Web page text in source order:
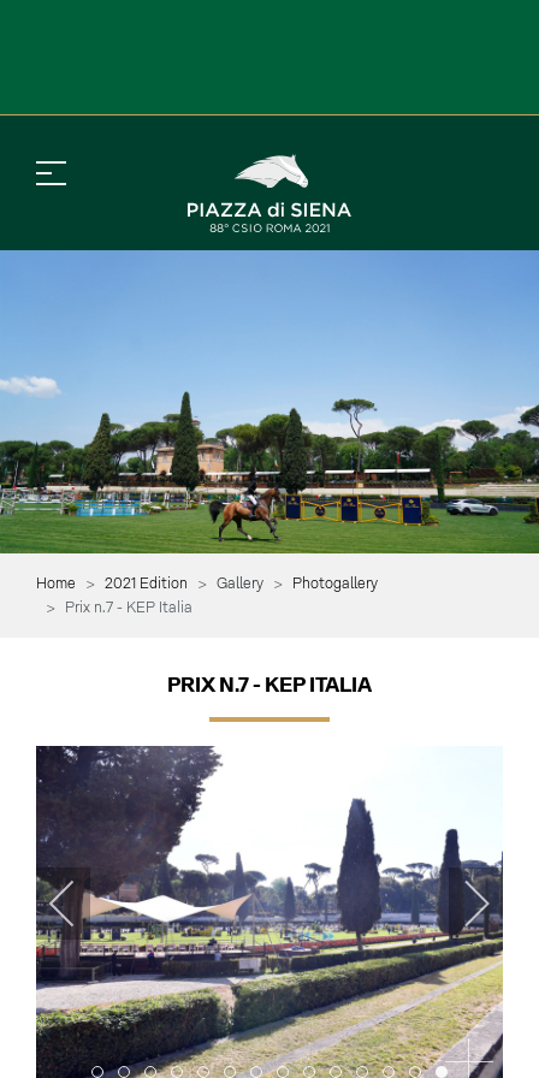
Home 2021 Edition Gallery
Photogallery
Prix n.7 - KEP Italia
PRIX N.7 - KEP ITALIA